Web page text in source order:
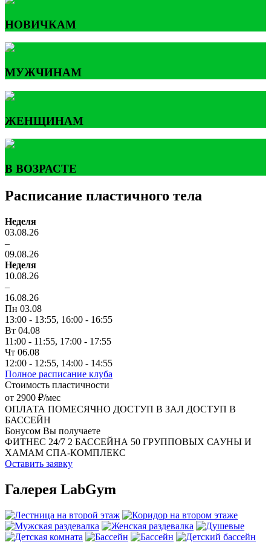
НОВИЧКАМ
МУЖЧИНАМ
ЖЕНЩИНАМ
В ВОЗРАСТЕ
Расписание пластичного тела
Неделя
03.08.26
–
09.08.26
Неделя
10.08.26
–
16.08.26
Пн 03.08
13:00 - 13:55, 16:00 - 16:55
Вт 04.08
11:00 - 11:55, 17:00 - 17:55
Чт 06.08
12:00 - 12:55, 14:00 - 14:55
Полное расписание клуба
Стоимость пластичности
от 2900 ₽/мес
ОПЛАТА ПОМЕСЯЧНО ДОСТУП В ЗАЛ ДОСТУП В
БАССЕЙН
Бонусом Вы получаете
ФИТНЕС 24/7 2 БАССЕЙНА 50 ГРУППОВЫХ САУНЫ И
ХАМАМ СПА-КОМПЛЕКС
Оставить заявку
Галерея LabGym